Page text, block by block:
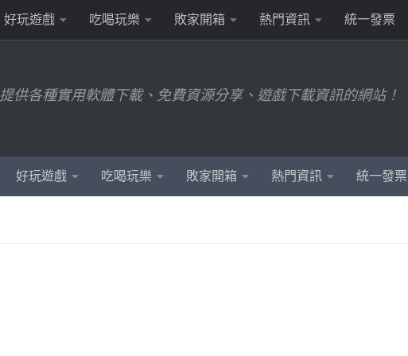
好玩遊戲 吃喝玩樂 敗家開箱 熱門資訊 統一發票
提供各種實用軟體下載、免費資源分享、遊戲下載資訊的網站！
好玩遊戲 吃喝玩樂 敗家開箱 熱門資訊 統一發票